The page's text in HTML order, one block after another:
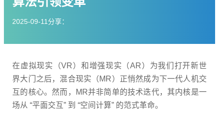
2025-09-11 分享：
在虚拟现实（VR）和增强现实（AR）为我们打开新世
界大门之后，混合现实（MR）正悄然成为下一代人机交
互的核心。然而，MR并非简单的技术迭代，其内核是一
场从 “平面交互” 到 “空间计算” 的范式革命。